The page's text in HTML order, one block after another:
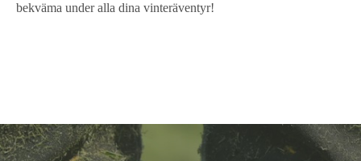
bekväma under alla dina vinteräventyr!